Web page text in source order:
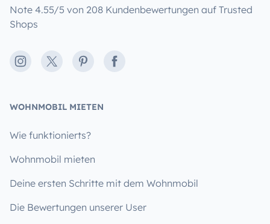
Note 4.55/5 von 208 Kundenbewertungen auf Trusted
Shops
Instagram
X PinterestFacebook
WOHNMOBIL MIETEN
Wie funktionierts?
Wohnmobil mieten
Deine ersten Schritte mit dem Wohnmobil
Die Bewertungen unserer User